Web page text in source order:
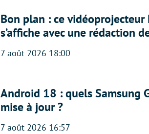
Bon plan : ce
s’affiche avec une rédaction
7 août 2026 18:00
Android 18 : quels Samsung
mise à jour ?
7 août 2026 16:57